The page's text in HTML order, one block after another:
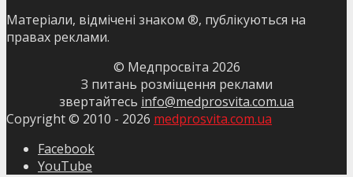
Матеріали, відмічені знаком ®, публікуються на
правах реклами.
© Медпросвіта 2026
З питань розміщення реклами
звертайтесь info@medprosvita.com.ua
Copyright © 2010 - 2026 medprosvita.com.ua
Facebook
YouTube